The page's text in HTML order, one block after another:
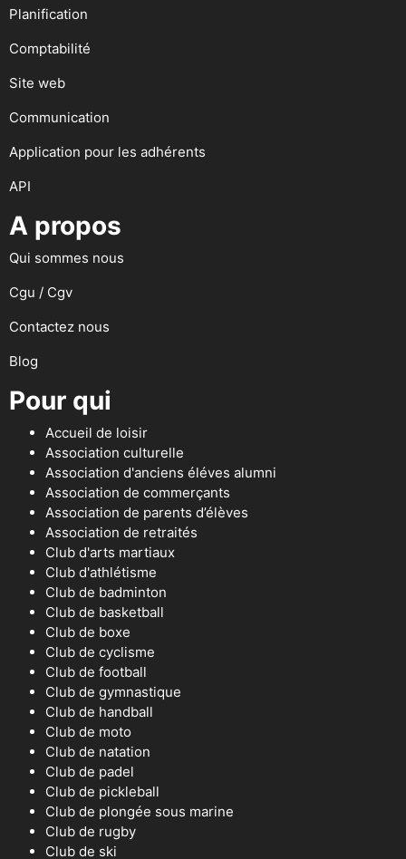
Planification
Comptabilité
Site web
Communication
Application pour les adhérents
API
A propos
Qui sommes nous
Cgu / Cgv
Contactez nous
Blog
Pour qui
Accueil de loisir
Association culturelle
Association d'anciens éléves alumni
Association de commerçants
Association de parents d’élèves
Association de retraités
Club d'arts martiaux
Club d'athlétisme
Club de badminton
Club de basketball
Club de boxe
Club de cyclisme
Club de football
Club de gymnastique
Club de handball
Club de moto
Club de natation
Club de padel
Club de pickleball
Club de plongée sous marine
Club de rugby
Club de ski